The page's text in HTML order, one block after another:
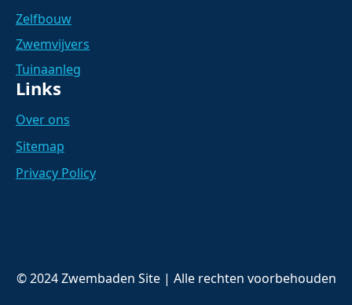
Zelfbouw
Zwemvijvers
Tuinaanleg
Links
Over ons
Sitemap
Privacy Policy
© 2024 Zwembaden Site | Alle rechten voorbehouden